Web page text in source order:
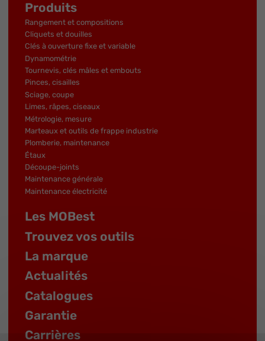
Produits
Rangement et compositions
Cliquets et douilles
Clés à ouverture fixe et variable
Dynamométrie
Tournevis, clés mâles et embouts
Pinces, cisailles
Sciage, coupe
Limes, râpes, ciseaux
Métrologie, mesure
Marteaux et outils de frappe industrie
Plomberie, maintenance
Étaux
Découpe-joints
Maintenance générale
Maintenance électricité
Les MOBest
Trouvez vos outils
La marque
Actualités
Catalogues
Garantie
Carrières